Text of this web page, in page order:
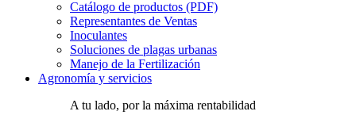
Catálogo de productos (PDF)
Representantes de Ventas
Inoculantes
Soluciones de plagas urbanas
Manejo de la Fertilización
Agronomía y servicios
A tu lado, por la máxima rentabilidad